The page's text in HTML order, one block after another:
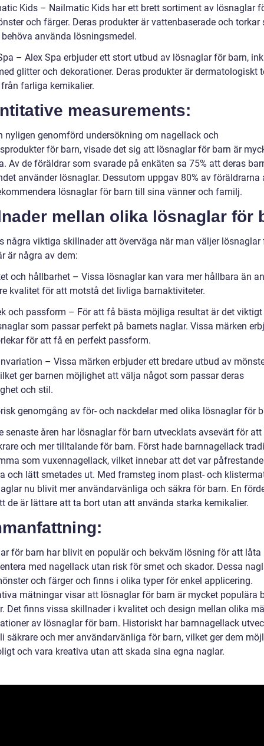
Kids – Nailmatic Kids har ett brett sortiment av lösnaglar
och färger. Deras produkter är vattenbaserade och torkar
använda lösningsmedel.
– Alex Spa erbjuder ett stort utbud av lösnaglar för barn,
glitter och dekorationer. Deras produkter är dermatologiskt
farliga kemikalier.
measurements:
nyligen genomförd undersökning om nagellack och
för barn, visade det sig att lösnaglar för barn är
Av de föräldrar som svarade på enkäten sa 75% att deras
använder lösnaglar. Dessutom uppgav 80% av föräldrarna
lösnaglar för barn till sina vänner och familj.
mellan olika lösnaglar för
några viktiga skillnader att överväga när man väljer lösnaglar
är några av dem:
och hållbarhet – Vissa lösnaglar kan vara mer hållbara än
kvalitet för att motstå det livliga barnaktiviteter.
och passform – För att få bästa möjliga resultat är det
som passar perfekt på barnets naglar. Vissa märken
för att få en perfekt passform.
– Vissa märken erbjuder ett bredare utbud av
ger barnen möjlighet att välja något som passar deras
och stil.
genomgång av för- och nackdelar med olika lösnaglar för
senaste åren har lösnaglar för barn utvecklats avsevärt för att
och mer tilltalande för barn. Först hade barnnagellack
som vuxennagellack, vilket innebar att det var
och lätt smetades ut. Med framsteg inom plast- och
nu blivit mer användarvänliga och säkra för barn. En
de är lättare att ta bort utan att använda starka kemikalier.
för barn har blivit en populär och bekväm lösning för att låta
med nagellack utan risk för smet och skador. Dessa
och färger och finns i olika typer för enkel applicering.
mätningar visar att lösnaglar för barn är mycket populära
Det finns vissa skillnader i kvalitet och design mellan olika
av lösnaglar för barn. Historiskt har barnnagellack
säkrare och mer användarvänliga för barn, vilket ger dem
och vara kreativa utan att skada sina egna naglar.